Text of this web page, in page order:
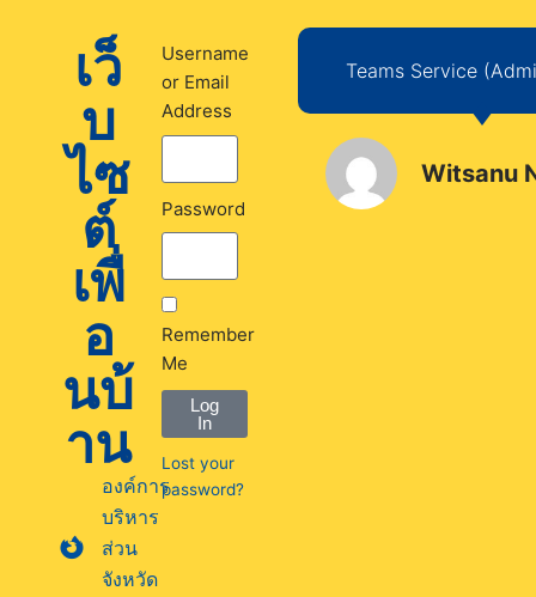
เว็
บ
ไซ
ต์
เพื่
อ
นบ้
าน
องค์การ
บริหาร
ส่วน
จังหวัด
Username
or Email
Address
Password
Remember
Me
Log
In
Lost your
password?
Teams Service
Witsanu